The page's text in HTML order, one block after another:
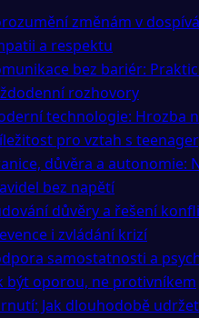
a silné
· 10 min čtení · Autor: Jana
změnám v
a respektu
bez bariér:
rozhovory
technologie: Hrozba
pro vztah s
důvěra a autonomie:
bez napětí
důvěry a řešení
i zvládání krizí
samostatnosti a
být oporou, ne protivníkem
Jak dlouhodobě